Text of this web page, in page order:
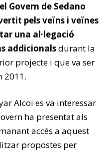
Govern de Sedano
pels veïns i veïnes
una al·legació
addicionalsdurant la
projecte i que va ser
2011.
Alcoi es va interessar
ha presentat als
accés a aquest
propostes per